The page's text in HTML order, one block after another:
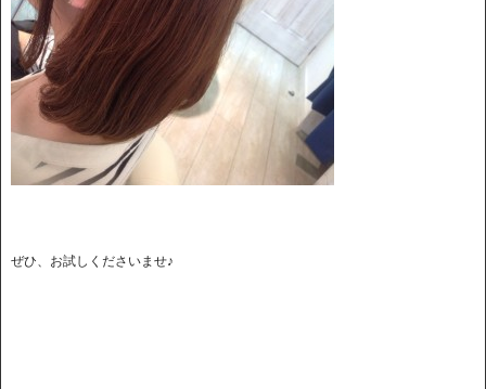
ぜひ、お試しくださいませ♪